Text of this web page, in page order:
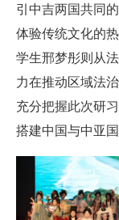
引中吉两国共同
体验传统文化的
学生邢梦彤则从
力在推动区域法
充分把握此次研
搭建中国与中亚